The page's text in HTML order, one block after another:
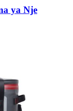
ya Nje